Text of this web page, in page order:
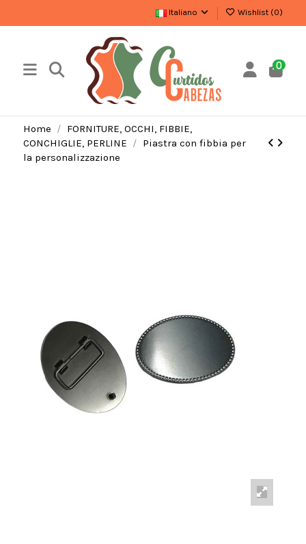
Italiano Wishlist (0)
0
Home
FORNITURE, OCCHI, FIBBIE,
CONCHIGLIE, PERLINE
Piastra con fibbia per
la personalizzazione